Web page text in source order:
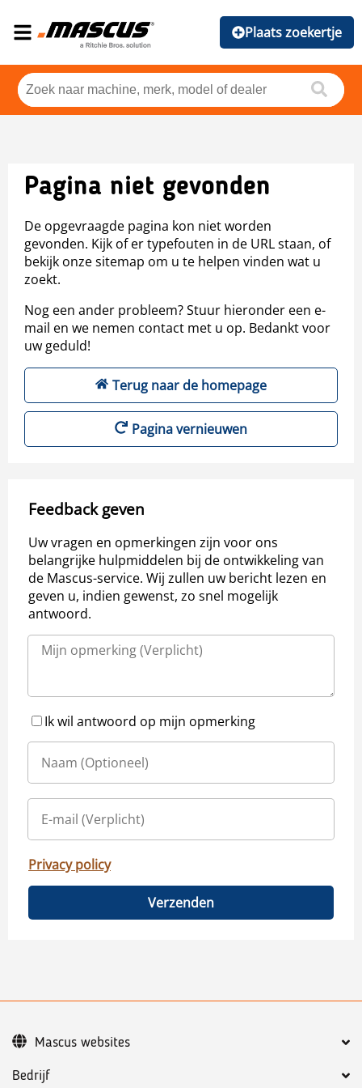
Plaats zoekertje
Pagina niet gevonden
De opgevraagde pagina kon niet worden
gevonden. Kijk of er typefouten in de URL staan, of
bekijk onze sitemap om u te helpen vinden wat u
zoekt.
Nog een ander probleem? Stuur hieronder een e-
mail en we nemen contact met u op. Bedankt voor
uw geduld!
Terug naar de homepage
Pagina vernieuwen
Feedback geven
Uw vragen en opmerkingen zijn voor ons
belangrijke hulpmiddelen bij de ontwikkeling van
de Mascus-service. Wij zullen uw bericht lezen en
geven u, indien gewenst, zo snel mogelijk
antwoord.
Ik wil antwoord op mijn opmerking
Privacy policy
Verzenden
Bedrijf
Mascus websites